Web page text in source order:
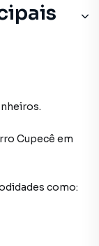
Cupecê em
como: